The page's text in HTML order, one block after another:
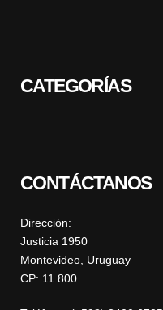
CATEGORÍAS
CONTÁCTANOS
Dirección:
Justicia 1950
Montevideo, Uruguay
CP: 11.800